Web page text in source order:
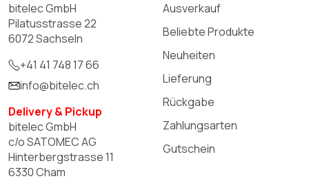
bitelec GmbH
Pilatusstrasse 22
6072 Sachseln
+41 41 748 17 66
info@bitelec.ch
Delivery & Pickup
bitelec GmbH
c/o SATOMEC AG
Hinterbergstrasse 11
6330 Cham
Ausverkauf
Beliebte Produkte
Neuheiten
Lieferung
Rückgabe
Zahlungsarten
Gutschein